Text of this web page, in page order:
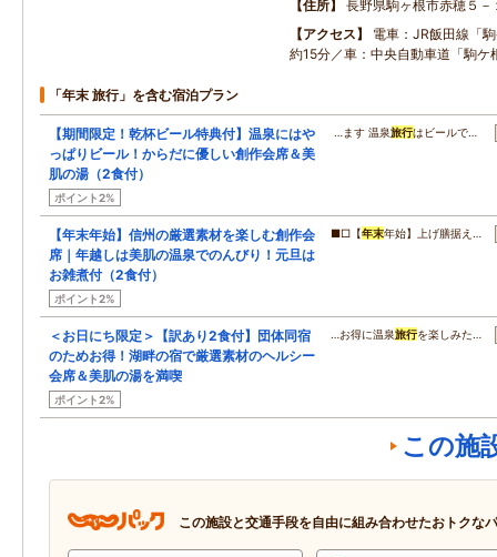
住所
長野県駒ヶ根市赤穂５－
アクセス
電車：JR飯田線「
約15分／車：中央自動車道「駒ケ
「年末 旅行」を含む宿泊プラン
【期間限定！乾杯ビール特典付】温泉にはや
っぱりビール！からだに優しい創作会席＆美
肌の湯（2食付）
ポイント2%
…ます 温泉旅行はビールで…
【年末年始】信州の厳選素材を楽しむ創作会
席｜年越しは美肌の温泉でのんびり！元旦は
お雑煮付（2食付）
ポイント2%
■□【年末年始】上げ膳据え…
＜お日にち限定＞【訳あり2食付】団体同宿
のためお得！湖畔の宿で厳選素材のヘルシー
会席＆美肌の湯を満喫
ポイント2%
…お得に温泉旅行を楽しみた…
この施
この施設と交通手段を自由に組み合わせたおトクな